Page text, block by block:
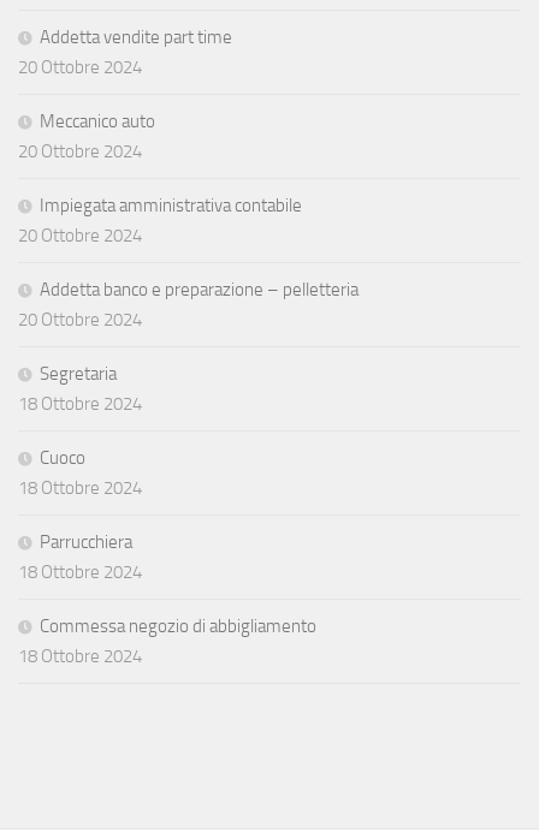
Addetta vendite part time
20 Ottobre 2024
Meccanico auto
20 Ottobre 2024
Impiegata amministrativa contabile
20 Ottobre 2024
Addetta banco e preparazione – pelletteria
20 Ottobre 2024
Segretaria
18 Ottobre 2024
Cuoco
18 Ottobre 2024
Parrucchiera
18 Ottobre 2024
Commessa negozio di abbigliamento
18 Ottobre 2024